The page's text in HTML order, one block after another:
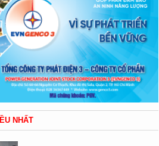
NHẤT